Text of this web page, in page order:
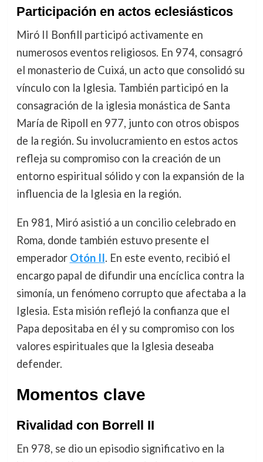
Participación en actos eclesiásticos
Miró II Bonfill participó activamente en
numerosos eventos religiosos. En 974, consagró
el monasterio de Cuixá, un acto que consolidó su
vínculo con la Iglesia. También participó en la
consagración de la iglesia monástica de Santa
María de Ripoll en 977, junto con otros obispos
de la región. Su involucramiento en estos actos
refleja su compromiso con la creación de un
entorno espiritual sólido y con la expansión de la
influencia de la Iglesia en la región.
En 981, Miró asistió a un concilio celebrado en
Roma, donde también estuvo presente el
emperador Otón II. En este evento, recibió el
encargo papal de difundir una encíclica contra la
simonía, un fenómeno corrupto que afectaba a la
Iglesia. Esta misión reflejó la confianza que el
Papa depositaba en él y su compromiso con los
valores espirituales que la Iglesia deseaba
defender.
Momentos clave
Rivalidad con Borrell II
En 978, se dio un episodio significativo en la